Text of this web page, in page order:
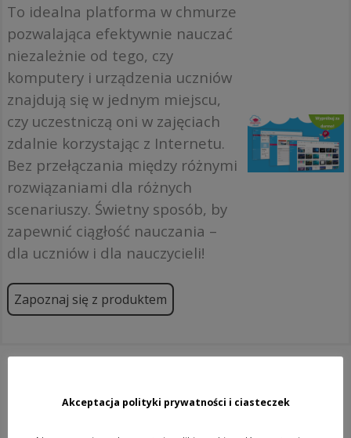
To idealna platforma w chmurze
pozwalająca efektywnie nauczać
niezależnie od tego, czy
komputery i urządzenia uczniów
znajdują się w jednym miejscu,
czy uczestniczą oni w zajęciach
zdalnie korzystając z Internetu.
Bez przełączania między różnymi
rozwiązaniami dla różnych
scenariuszy. Świetny sposób, by
zapewnić ciągłość nauczania –
dla uczniów i dla nauczycieli!
Zapoznaj się z produktem
Akceptacja polityki prywatności i ciasteczek